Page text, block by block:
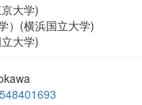
大学)
）(横浜国立大学)
大学)